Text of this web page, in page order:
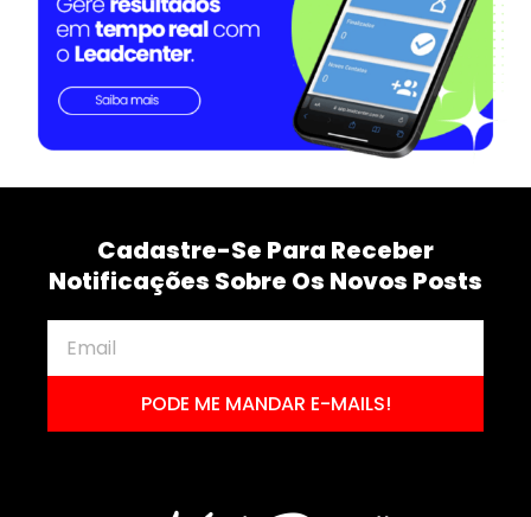
Cadastre-Se Para Receber
Notificações Sobre Os Novos Posts
PODE ME MANDAR E-MAILS!